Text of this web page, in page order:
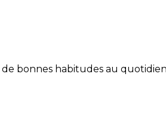
bonnes habitudes au